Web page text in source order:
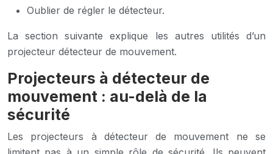
Oublier de régler le détecteur.
La section suivante explique les autres utilités d’un
projecteur détecteur de mouvement.
Projecteurs à détecteur de
mouvement : au-delà de la
sécurité
Les projecteurs à détecteur de mouvement ne se